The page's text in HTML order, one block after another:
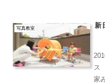
う
写真教室
新
ス
家